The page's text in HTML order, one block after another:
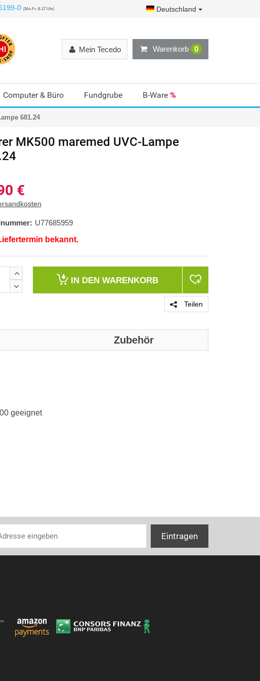
0 (Mo-Fr: 8-17 Uhr) Deutschland
Warenkorb 0
Mein Tecedo
Computer & Büro Fundgrube B-Ware %
681.24
MK500 maremed UVC-Lampe
€
U77685959
bekannt.
IN DEN WARENKORB
Teilen
Zubehör
geeignet